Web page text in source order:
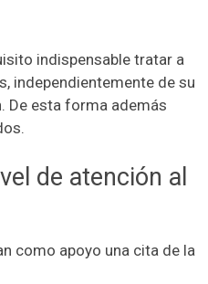
indispensable tratar a
independientemente de su
De esta forma además
de atención al
como apoyo una cita de la